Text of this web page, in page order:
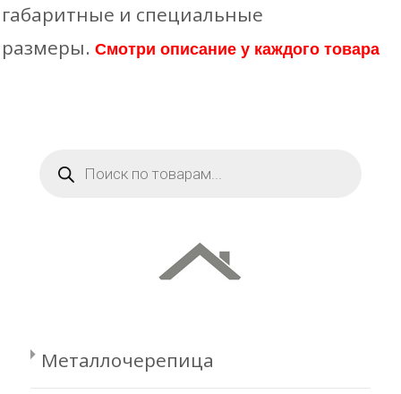
габаритные и специальные
размеры. Смотри описание у каждого товара
товаров
Металлочерепица